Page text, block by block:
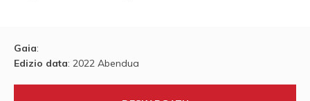
Gaia:
Edizio data: 2022 Abendua